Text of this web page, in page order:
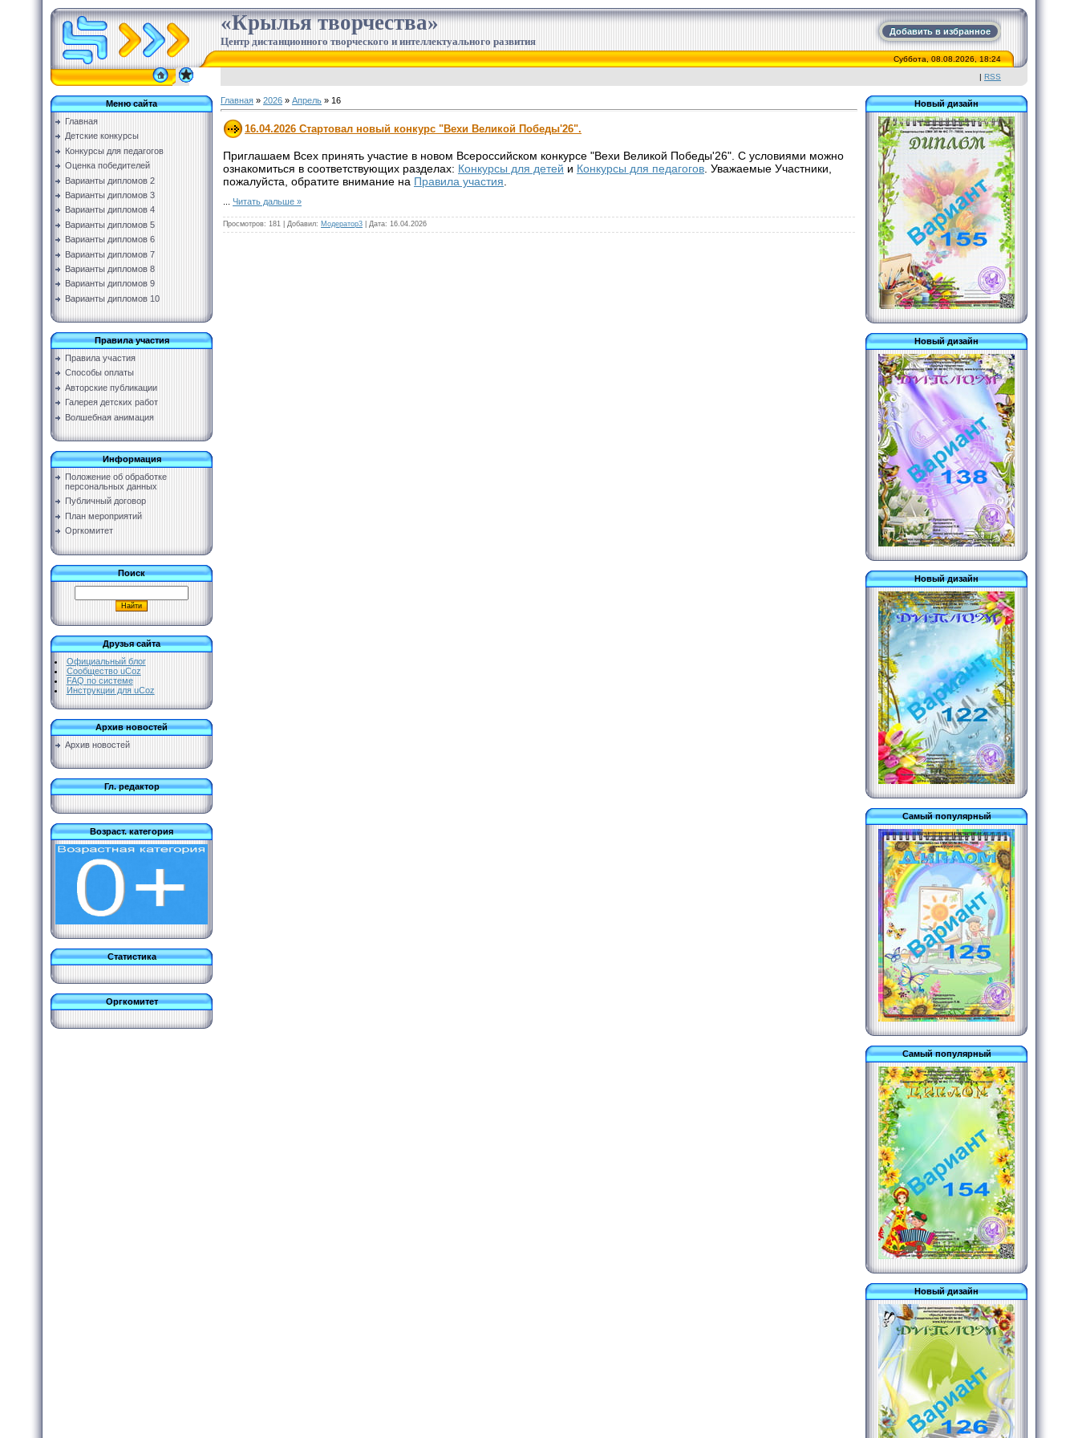
Добавить в избранное
«Крылья творчества»
Центр дистанционного творческого и интеллектуального развития
Суббота, 08.08.2026, 18:24
| RSS
Меню сайта
Главная
Детские конкурсы
Конкурсы для педагогов
Оценка победителей
Варианты дипломов 2
Варианты дипломов 3
Варианты дипломов 4
Варианты дипломов 5
Варианты дипломов 6
Варианты дипломов 7
Варианты дипломов 8
Варианты дипломов 9
Варианты дипломов 10
Правила участия
Правила участия
Способы оплаты
Авторские публикации
Галерея детских работ
Волшебная анимация
Информация
Положение об обработке
персональных данных
Публичный договор
План мероприятий
Оргкомитет
Поиск
Друзья сайта
Официальный блог
Сообщество uCoz
FAQ по системе
Инструкции для uCoz
Архив новостей
Архив новостей
Гл. редактор
Возраст. категория
Статистика
Оргкомитет
Главная » 2026 » Апрель » 16
16.04.2026 Стартовал новый конкурс "Вехи Великой Победы'26".
Приглашаем Всех принять участие в новом Всероссийском конкурсе "Вехи Великой Победы'26". С условиями можно
ознакомиться в соответствующих разделах: Конкурсы для детей и Конкурсы для педагогов. Уважаемые Участники,
пожалуйста, обратите внимание на Правила участия.
Читать дальше »
Просмотров: 181 Добавил: Модератор3 Дата: 16.04.2026
Новый дизайн
Новый дизайн
Новый дизайн
Самый популярный
Самый популярный
Новый дизайн